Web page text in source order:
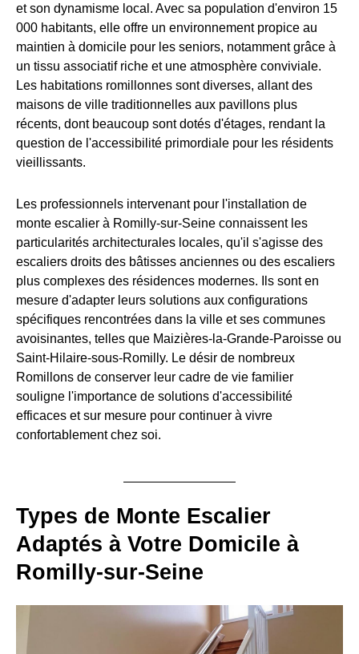
et son dynamisme local. Avec sa population d'environ 15
000 habitants, elle offre un environnement propice au
maintien à domicile pour les seniors, notamment grâce à
un tissu associatif riche et une atmosphère conviviale.
Les habitations romillonnes sont diverses, allant des
maisons de ville traditionnelles aux pavillons plus
récents, dont beaucoup sont dotés d'étages, rendant la
question de l'accessibilité primordiale pour les résidents
vieillissants.
Les professionnels intervenant pour l'installation de
monte escalier à Romilly-sur-Seine connaissent les
particularités architecturales locales, qu'il s'agisse des
escaliers droits des bâtisses anciennes ou des escaliers
plus complexes des résidences modernes. Ils sont en
mesure d'adapter leurs solutions aux configurations
spécifiques rencontrées dans la ville et ses communes
avoisinantes, telles que Maizières-la-Grande-Paroisse ou
Saint-Hilaire-sous-Romilly. Le désir de nombreux
Romillons de conserver leur cadre de vie familier
souligne l'importance de solutions d'accessibilité
efficaces et sur mesure pour continuer à vivre
confortablement chez soi.
Types de Monte Escalier
Adaptés à Votre Domicile à
Romilly-sur-Seine